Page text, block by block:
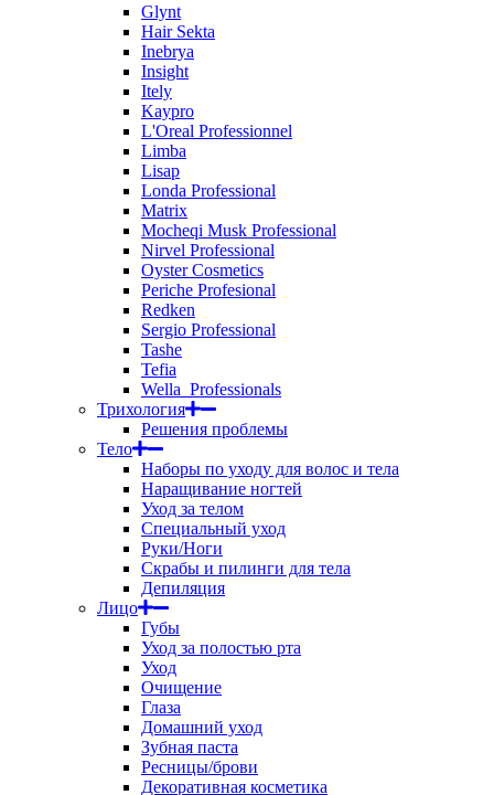
Glynt
Hair Sekta
Inebrya
Insight
Itely
Kaypro
L'Oreal Professionnel
Limba
Lisap
Londa Professional
Matrix
Mocheqi Musk Professional
Nirvel Professional
Oyster Cosmetics
Periche Profesional
Redken
Sergio Professional
Tashe
Tefia
Wella_Professionals
Трихология
Решения проблемы
Тело
Наборы по уходу для волос и тела
Наращивание ногтей
Уход за телом
Специальный уход
Руки/Ноги
Скрабы и пилинги для тела
Депиляция
Лицо
Губы
Уход за полостью рта
Уход
Очищение
Глаза
Домашний уход
Зубная паста
Ресницы/брови
Декоративная косметика